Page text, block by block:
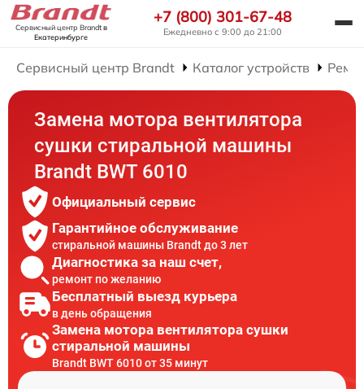
Сервисный центр Brandtв
Екатеринбурге
+7 (800) 301-67-48
Ежедневно с 9:00 до 21:00
Сервисный центр Brandt Каталог устройств
Замена мотора вентилятора
сушки стиральной машины
Brandt BWT 6010
Официальный сервис
Гарантийное обслуживание
стиральной машины Brandt до 3 лет
Диагностика за наш счет,
ремонт по желанию
Бесплатный выезд курьера
в день обращения
Замена мотора вентилятора сушки
стиральной машины
Brandt BWT 6010 от 35 минут